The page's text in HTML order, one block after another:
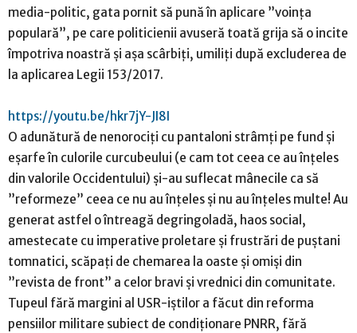
media-politic, gata pornit să pună în aplicare ”voința
populară”, pe care politicienii avuseră toată grija să o incite
împotriva noastră și așa scârbiți, umiliți după excluderea de
la aplicarea Legii 153/2017.
https://youtu.be/hkr7jY-JI8I
O adunătură de nenorociți cu pantaloni strâmți pe fund și
eșarfe în culorile curcubeului (e cam tot ceea ce au înțeles
din valorile Occidentului) și-au suflecat mânecile ca să
”reformeze” ceea ce nu au înțeles și nu au înțeles multe! Au
generat astfel o întreagă degringoladă, haos social,
amestecate cu imperative proletare și frustrări de puștani
tomnatici, scăpați de chemarea la oaste și omiși din
”revista de front” a celor bravi și vrednici din comunitate.
Tupeul fără margini al USR-iștilor a făcut din reforma
pensiilor militare subiect de condiționare PNRR, fără